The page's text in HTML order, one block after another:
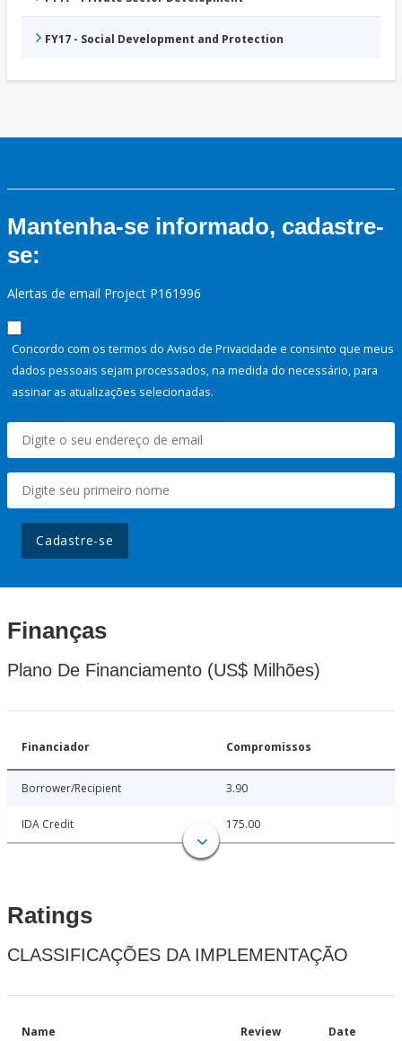
FY17 - Social Development and Protection
Mantenha-se informado, cadastre-
se:
Alertas de email Project P161996
Concordo com os termos do Aviso de Privacidade e consinto que meus
dados pessoais sejam processados, na medida do necessário, para
assinar as atualizações selecionadas.
Cadastre-se
Finanças
Plano De Financiamento (US$ Milhões)
Financiador Compromissos
Borrower/Recipient 3.90
IDA Credit 175.00
Ratings
CLASSIFICAÇÕES DA IMPLEMENTAÇÃO
Name Review Date